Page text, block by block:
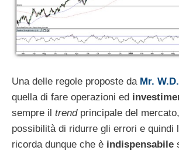
Una delle regole proposte da Mr.
quella di fare operazioni ed
sempre il trendprincipale del
possibilità di ridurre gli errori e quindi
ricorda dunque che è indispensabile